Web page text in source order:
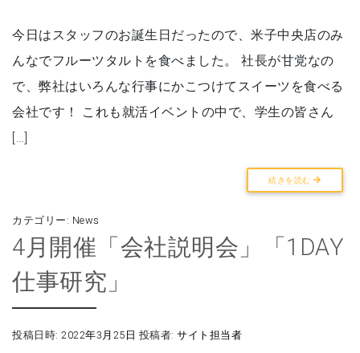
今日はスタッフのお誕生日だったので、米子中央店のみ
んなでフルーツタルトを食べました。 社長が甘党なの
で、弊社はいろんな行事にかこつけてスイーツを食べる
会社です！ これも就活イベントの中で、学生の皆さん
[…]
続きを読む
カテゴリー: News
4月開催「会社説明会」「1DAY
仕事研究」
投稿日時: 2022年3月25日 投稿者: サイト担当者